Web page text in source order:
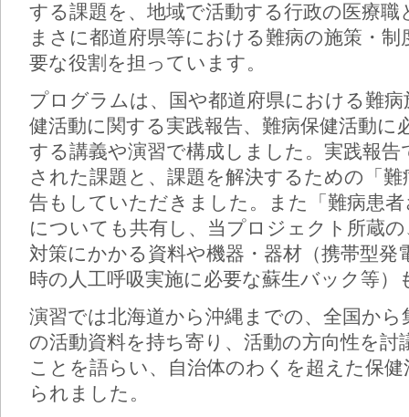
する課題を、地域で活動する行政の医療
まさに都道府県等における難病の施策・
要な役割を担っています。
プログラムは、国や都道府県における難
健活動に関する実践報告、難病保健活動に
する講義や演習で構成しました。実践報
された課題と、課題を解決するための「
告もしていただきました。また「難病患
についても共有し、当プロジェクト所蔵
対策にかかる資料や機器・器材（携帯型発
時の人工呼吸実施に必要な蘇生バック等
演習では北海道から沖縄までの、全国か
の活動資料を持ち寄り、活動の方向性を
ことを語らい、自治体のわくを超えた保
られました。